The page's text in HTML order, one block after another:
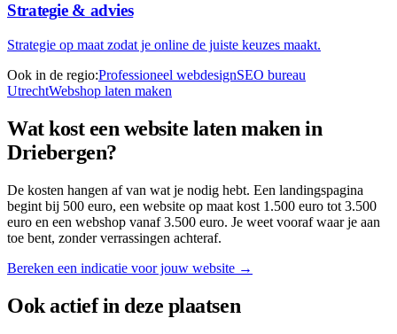
Strategie & advies
Strategie op maat zodat je online de juiste keuzes maakt.
Ook in de regio:Professioneel webdesignSEO bureau
UtrechtWebshop laten maken
Wat kost een website laten maken in
Driebergen?
De kosten hangen af van wat je nodig hebt. Een landingspagina
begint bij 500 euro, een website op maat kost 1.500 euro tot 3.500
euro en een webshop vanaf3.500 euro. Je weet vooraf waar je aan
toe bent, zonder verrassingen achteraf.
Bereken een indicatie voor jouw website →
Ook actief in deze plaatsen